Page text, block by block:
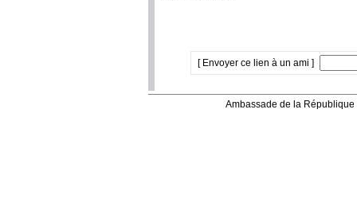
[ Envoyer ce lien à un ami ]
Ambassade de la